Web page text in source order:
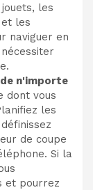
les
et les
naviguer en
n'importe
dont vous
les
de coupe
Si la
et pourrez